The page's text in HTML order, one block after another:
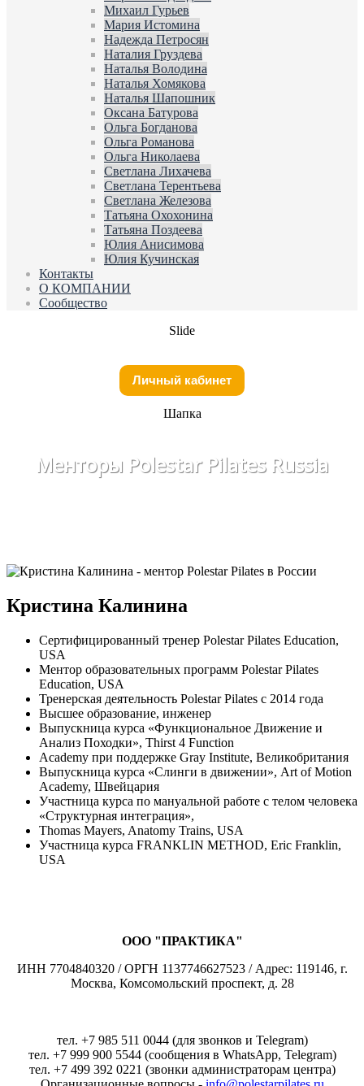
Михаил Гурьев
Мария Истомина
Надежда Петросян
Наталия Груздева
Наталья Володина
Наталья Хомякова
Наталья Шапошник
Оксана Батурова
Ольга Богданова
Ольга Романова
Ольга Николаева
Светлана Лихачева
Светлана Терентьева
Светлана Железова
Татьяна Охохонина
Татьяна Поздеева
Юлия Анисимова
Юлия Кучинская
Контакты
О КОМПАНИИ
Сообщество
Slide
Личный кабинет
Шапка
Менторы Polestar Pilates Russia
Кристина Калинина
Сертифицированный тренер Polestar Pilates Education,
USA
Ментор образовательных программ Polestar Pilates
Education, USA
Тренерская деятельность Polestar Pilates c 2014 года
Высшее образование, инженер
Выпускница курса «Функциональное Движение и
Анализ Походки», Thirst 4 Function
Academy при поддержке Gray Institute, Великобритания
Выпускница курса «Слинги в движении», Art of Motion
Academy, Швейцария
Участница курса по мануальной работе с телом человека
«Структурная интеграция»,
Thomas Mayers, Anatomy Trains, USA
Участница курса FRANKLIN METHOD, Eric Franklin,
USA
ООО "ПРАКТИКА"
ИНН 7704840320 / ОРГН 1137746627523 / Адрес: 119146, г.
Москва, Комсомольский проспект, д. 28
тел. +7 985 511 0044 (для звонков и Telegram)
тел. +7 999 900 5544 (сообщения в WhatsApp, Telegram)
тел. +7 499 392 0221 (звонки администраторам центра)